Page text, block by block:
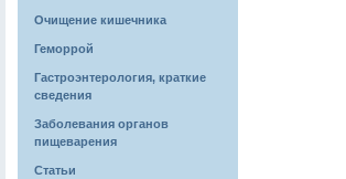
Очищение кишечника
Геморрой
Гастроэнтерология, краткие
сведения
Заболевания органов
пищеварения
Статьи